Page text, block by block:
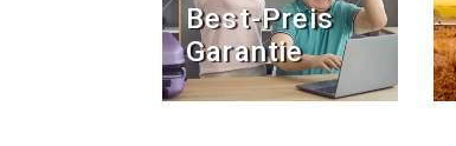
Best-Preis
Garantie